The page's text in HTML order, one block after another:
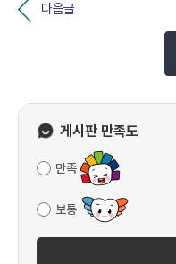
다음글
게시판 만족도
만족
보통